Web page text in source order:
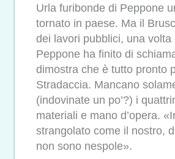
Urla furibonde di Peppone
tornato in paese. Ma il
dei lavori pubblici, una volta
Peppone ha finito di
dimostra che è tutto pronto
Stradaccia. Mancano
(indovinate un po’?) i
materiali e mano d’opera.
strangolato come il nostro,
non sono nespole».